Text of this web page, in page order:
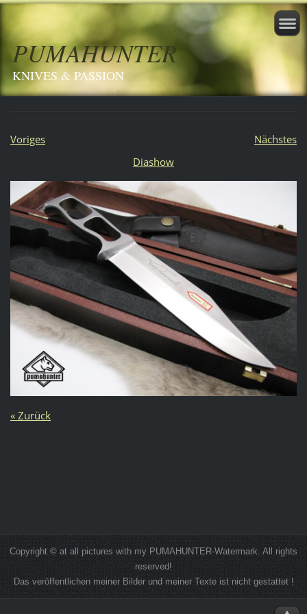
PUMAHUNTER
KNIVES & PASSION
Voriges
Nächstes
Diashow
« Zurück
Copyright © at all pictures with my PUMAHUNTER-Watermark. All rights
reserved!
Das veröffentlichen meiner Bilder und meiner Texte ist nicht gestattet !